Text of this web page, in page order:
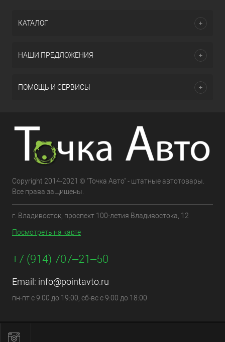
КАТАЛОГ
НАШИ ПРЕДЛОЖЕНИЯ
ПОМОЩЬ И СЕРВИСЫ
Copyright 2014-2021 © "Точка Авто" - штатные автотовары.
Все права защищены.
г. Владивосток, проспект 100-летия Владивостока, 12
Посмотреть на карте
+7 (914) 707‒21‒50
Email: info@pointavto.ru
пн-пт с 9:00 до 19:00, сб-вс с 9:00 до 18:00